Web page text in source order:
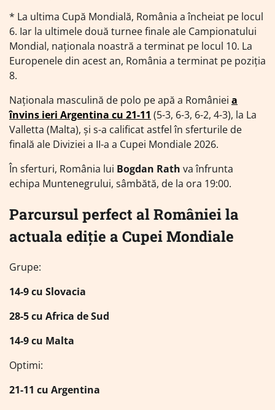
* La ultima Cupă Mondială, România a încheiat pe locul
6. Iar la ultimele două turnee finale ale Campionatului
Mondial, naționala noastră a terminat pe locul 10. La
Europenele din acest an, România a terminat pe poziția
8.
Naţionala masculină de polo pe apă a României a
învins ieri Argentina cu 21-11 (5-3, 6-3, 6-2, 4-3), la La
Valletta (Malta), și s-a calificat astfel în sferturile de
finală ale Diviziei a II-a a Cupei Mondiale 2026.
În sferturi, România lui Bogdan Rath va înfrunta
echipa Muntenegrului, sâmbătă, de la ora 19:00.
Parcursul perfect al României la
actuala ediție a Cupei Mondiale
Grupe:
14-9 cu Slovacia
28-5 cu Africa de Sud
14-9 cu Malta
Optimi:
21-11 cu Argentina